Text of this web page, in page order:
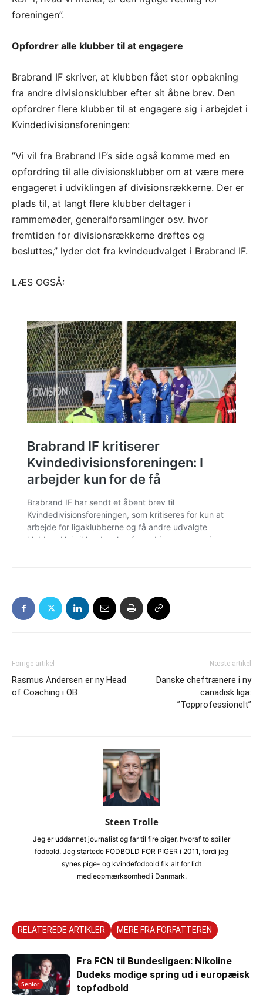
foreningen”.
Opfordrer alle klubber til at engagere
Brabrand IF skriver, at klubben fået stor opbakning
fra andre divisionsklubber efter sit åbne brev. Den
opfordrer flere klubber til at engagere sig i arbejdet i
Kvindedivisionsforeningen:
”Vi vil fra Brabrand IF’s side også komme med en
opfordring til alle divisionsklubber om at være mere
engageret i udviklingen af divisionsrækkerne. Der er
plads til, at langt flere klubber deltager i
rammemøder, generalforsamlinger osv. hvor
fremtiden for divisionsrækkerne drøftes og
besluttes,” lyder det fra kvindeudvalget i Brabrand IF.
LÆS OGSÅ:
Forrige artikel
Rasmus Andersen er ny Head
of Coaching i OB
Næste artikel
Danske cheftrænere i ny
canadisk liga:
”Topprofessionelt”
Steen Trolle
Jeg er uddannet journalist og far til fire piger, hvoraf to spiller
fodbold. Jeg startede FODBOLD FOR PIGER i 2011, fordi jeg
synes pige- og kvindefodbold fik alt for lidt
medieopmærksomhed i Danmark.
RELATEREDE ARTIKLER MERE FRA FORFATTEREN
Senior
Fra FCN til Bundesligaen: Nikoline
Dudeks modige spring ud i europæisk
topfodbold